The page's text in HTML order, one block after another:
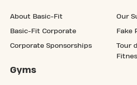
About Basic-Fit
Basic-Fit Corporate
Corporate Sponsorships
Our
Fake
Tour
Gyms